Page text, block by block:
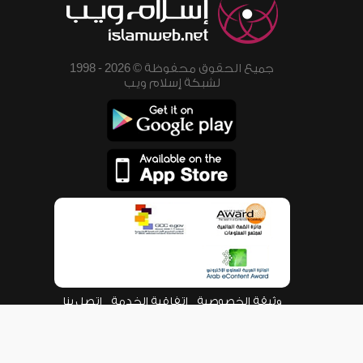
جميع الحقوق محفوظة © 2026 - 1998
لشبكة إسلام ويب
وثيقة الخصوصية اتفاقية الخدمة اتصل بنا